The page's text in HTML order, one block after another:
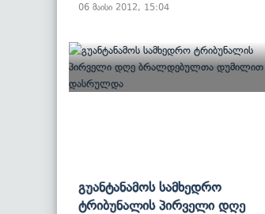
06 მაისი 2012, 15:04
Გუანტანამოს Სამხედრო
Ტრიბუნალის Პირველი Დღე